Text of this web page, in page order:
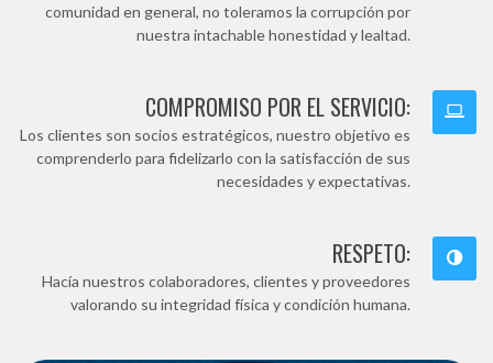
comunidad en general, no toleramos la corrupción por
nuestra intachable honestidad y lealtad.
COMPROMISO POR EL SERVICIO:
Los clientes son socios estratégicos, nuestro objetivo es
comprenderlo para fidelizarlo con la satisfacción de sus
necesidades y expectativas.
RESPETO:
Hacía nuestros colaboradores, clientes y proveedores
valorando su integridad física y condición humana.